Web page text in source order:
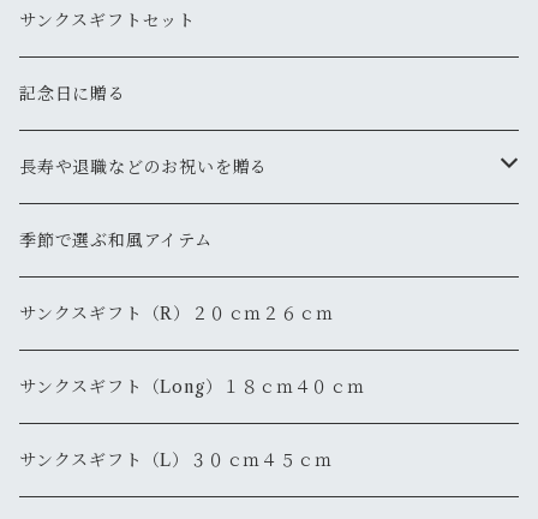
サンクスギフトセット
記念日に贈る
長寿や退職などのお祝いを贈る
還暦
退職・退官
季節で選ぶ和風アイテム
サンクスギフト（R）２０ｃｍ２６ｃｍ
サンクスギフト（Long）１８ｃｍ４０ｃｍ
サンクスギフト（L）３０ｃｍ４５ｃｍ